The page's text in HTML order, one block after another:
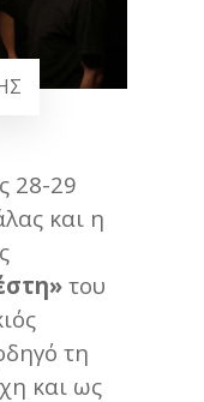
28-29
και η
του
τη
και ως